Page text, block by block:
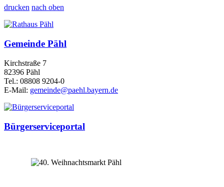
drucken nach oben
Gemeinde Pähl
Kirchstraße 7
82396 Pähl
Tel.: 08808 9204-0
E-Mail: gemeinde@paehl.bayern.de
Bürgerserviceportal